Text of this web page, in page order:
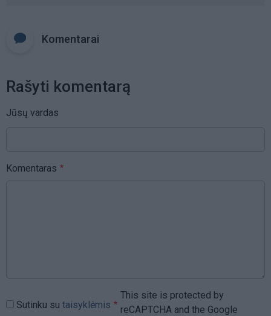
Komentarai
Rašyti komentarą
Jūsų vardas
Komentaras
Sutinku su taisyklėmis
This site is protected by
reCAPTCHA and the Google